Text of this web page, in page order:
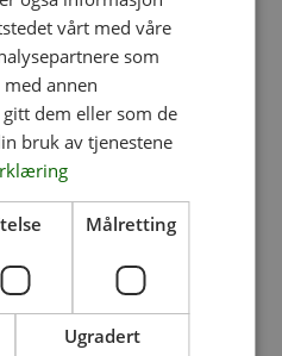
64 345
1718 Greåker
vårt med våre
som
annen
dem eller som de
bruk av tjenestene
Målretting
Ugradert